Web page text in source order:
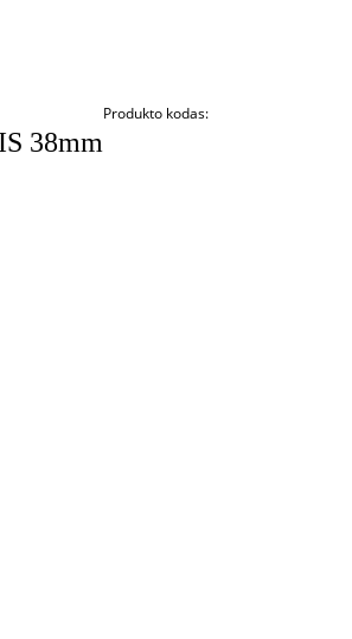
38mm
Produkto kodas: